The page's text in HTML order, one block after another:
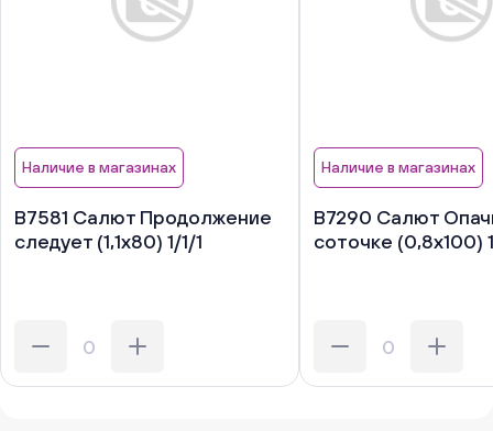
Наличие в магазинах
В7581 Салют Продолжение
следует (1,1х80) 1/1/1
Наличие в магазинах
В7290 Салют
соточке (0,8х100)